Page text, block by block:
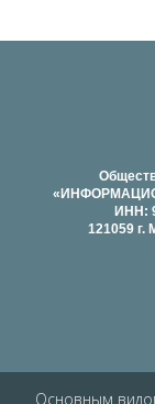
ИНН:
121059 г.
Основным